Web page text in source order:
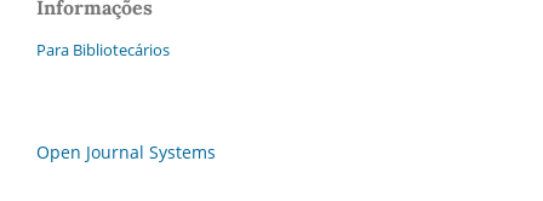
Informações
Para Bibliotecários
Open Journal Systems